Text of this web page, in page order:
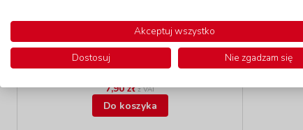
szt.
kod: WX82672
DostępnośćW magazynie
W magazynie:26 szt.
7,90 zł z VAT
Do koszyka
Akceptuj wszystko
Dostosuj
Nie zgadzam się